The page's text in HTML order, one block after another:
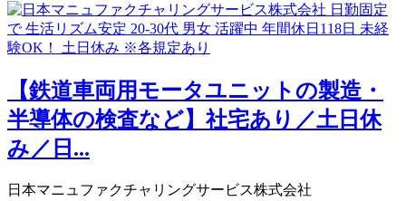
【鉄道車両用モータユニットの製造・
半導体の検査など】社宅あり／土日休
み／日...
日本マニュファクチャリングサービス株式会社